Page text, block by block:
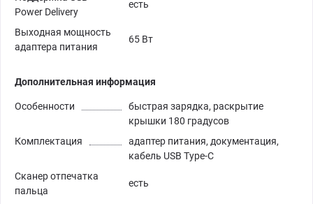
Power Delivery
есть
Выходная мощность
адаптера питания
65 Вт
Дополнительная информация
Особенности
быстрая зарядка, раскрытие
крышки 180 градусов
Комплектация
адаптер питания, документация,
кабель USB Type-C
Сканер отпечатка
пальца
есть